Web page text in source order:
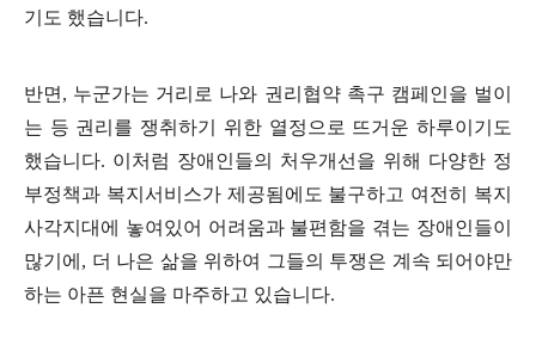
기도 했습니다.
반면, 누군가는 거리로 나와 권리협약 촉구 캠페인을 벌이
는 등 권리를 쟁취하기 위한 열정으로 뜨거운 하루이기도
했습니다. 이처럼 장애인들의 처우개선을 위해 다양한 정
부정책과 복지서비스가 제공됨에도 불구하고 여전히 복지
사각지대에 놓여있어 어려움과 불편함을 겪는 장애인들이
많기에, 더 나은 삶을 위하여 그들의 투쟁은 계속 되어야만
하는 아픈 현실을 마주하고 있습니다.